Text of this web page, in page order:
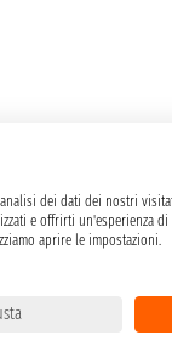
dei dati dei nostri
e offrirti un'esperienza
aprire le impostazioni.